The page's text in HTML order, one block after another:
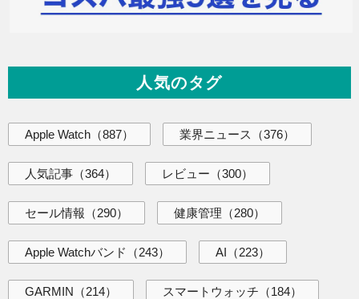
人気のタグ
Apple Watch （887） 業界ニュース （376）
人気記事 （364） レビュー （300）
セール情報 （290） 健康管理 （280）
Apple Watchバンド （243） AI （223）
GARMIN （214） スマートウォッチ （184）